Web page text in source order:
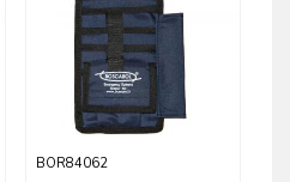
BOR84062